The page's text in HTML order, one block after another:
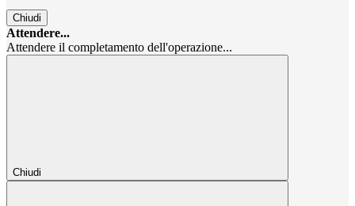
Chiudi
Attendere...
Attendere il completamento dell'operazione...
Chiudi